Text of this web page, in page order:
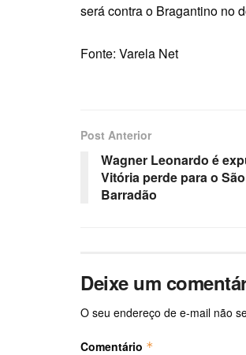
será contra o Bragantino no
Fonte: Varela Net
Post Anterior
Wagner Leonardo é
Vitória perde para o
Barradão
Deixe um
O seu endereço de e-mail não
Comentário *